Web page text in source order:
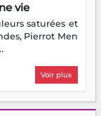
vie
saturées et
Pierrot Men
Voir plus